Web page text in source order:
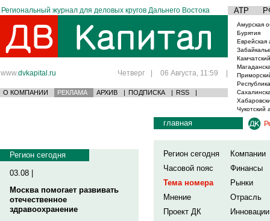
Региональный журнал для деловых кругов Дальнего Востока АТР
www.dvkapital.ru Четверг | 06 Августа, 11:59 |
О КОМПАНИИ РЕКЛАМА АРХИВ | ПОДПИСКА | RSS |
Амурская
Бурятия
Еврейская
Чукотский
Регион сегодня
03.08 |
Москва помогает развивать
отечественное
здравоохранение
главная
Регион сегодня
Компании
Часовой пояс
Финансы
Тема номера
Рынки
Мнение
Отрасль
Проект ДК
Инновации